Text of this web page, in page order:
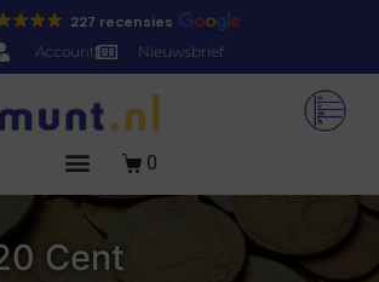
227 recensies
Account Nieuwsbrief
0
Cent